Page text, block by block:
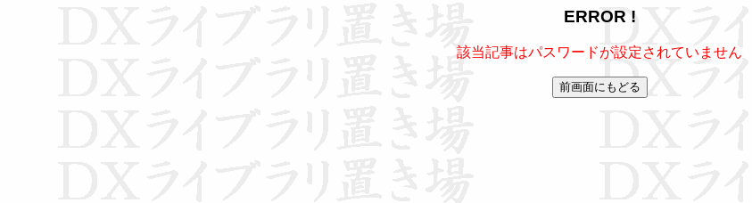
ERROR !
該当記事はパスワードが設定されていません